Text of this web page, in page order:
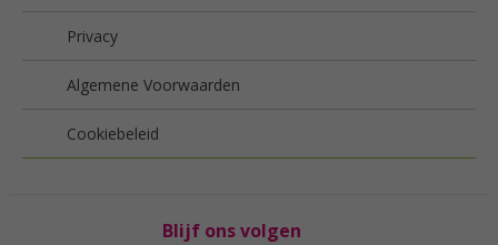
Privacy
Algemene Voorwaarden
Cookiebeleid
Blijf ons volgen